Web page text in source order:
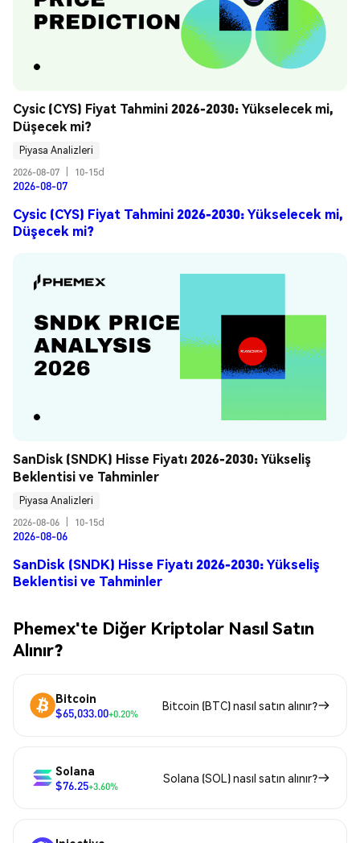
Cysic (CYS) Fiyat Tahmini 2026-2030: Yükselecek mi,
Düşecek mi?
Piyasa Analizleri
2026-08-07
10-15d
2026-08-07
Cysic (CYS) Fiyat Tahmini 2026-2030: Yükselecek mi,
Düşecek mi?
SanDisk (SNDK) Hisse Fiyatı 2026-2030: Yükseliş
Beklentisi ve Tahminler
Piyasa Analizleri
2026-08-06
10-15d
2026-08-06
SanDisk (SNDK) Hisse Fiyatı 2026-2030: Yükseliş
Beklentisi ve Tahminler
Phemex'te Diğer Kriptolar Nasıl Satın
Alınır?
Bitcoin
$65,033.00+0.20%
Bitcoin (BTC) nasıl satın alınır?
Solana
$76.25+3.60%
Solana (SOL) nasıl satın alınır?